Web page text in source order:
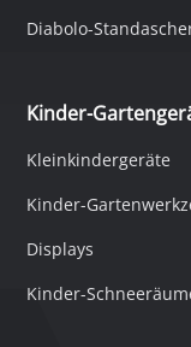
Diabolo-
Kinder-
Kleinkindergeräte
Kinder-
Displays
Kinder-